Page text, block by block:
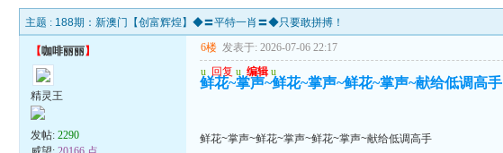
主题 : 188期：新澳门【创富辉煌】◆〓平特一肖〓◆只要敢拼搏！
【咖啡丽丽】
精灵王
发帖:2290
6楼 发表于: 2026-07-06 22:17
u 回复 u 编辑 u
鲜花~掌声~鲜花~掌声~鲜花~掌声~献给低调高手
鲜花~掌声~鲜花~掌声~鲜花~掌声~献给低调高手